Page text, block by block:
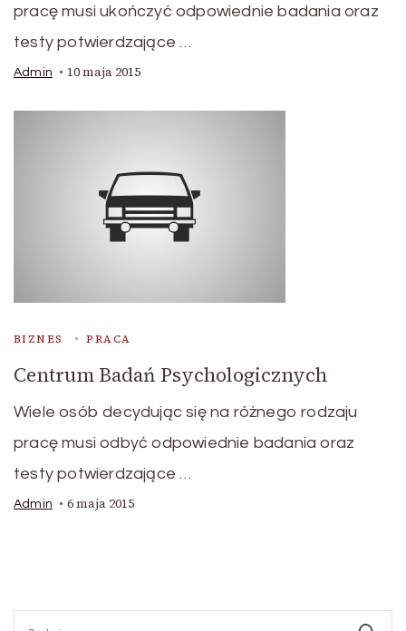
pracę musi ukończyć odpowiednie badania oraz
testy potwierdzające …
Admin 10 maja 2015
BIZNES PRACA
Centrum Badań Psychologicznych
Wiele osób decydując się na różnego rodzaju
pracę musi odbyć odpowiednie badania oraz
testy potwierdzające …
Admin 6 maja 2015